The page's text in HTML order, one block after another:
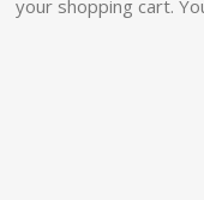
your shopping cart.